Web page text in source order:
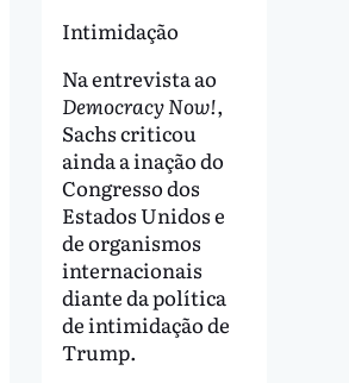
Intimidação
Na entrevista ao
Democracy Now!,
Sachs criticou
ainda a inação do
Congresso dos
Estados Unidos e
de organismos
internacionais
diante da política
de intimidação de
Trump.